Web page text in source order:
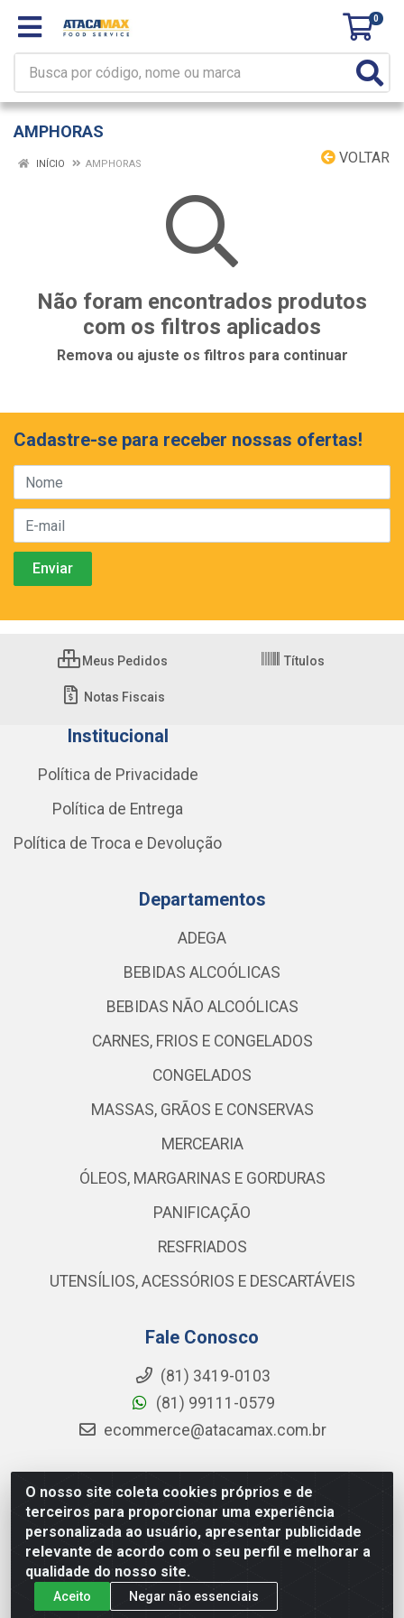
0
AMPHORAS
VOLTAR
INÍCIO AMPHORAS
Não foram encontrados produtos
com os filtros aplicados
Remova ou ajuste os filtros para continuar
O nosso site coleta cookies próprios e de
terceiros para proporcionar uma experiência
personalizada ao usuário, apresentar publicidade
relevante de acordo com o seu perfil e melhorar a
qualidade do nosso site.
Aceito
Negar não essenciais
Cadastre-se para receber nossas ofertas!
Meus Pedidos Títulos
Notas Fiscais
Institucional
Política de Privacidade
Política de Entrega
Política de Troca e Devolução
Departamentos
ADEGA
BEBIDAS ALCOÓLICAS
BEBIDAS NÃO ALCOÓLICAS
CARNES, FRIOS E CONGELADOS
CONGELADOS
MASSAS, GRÃOS E CONSERVAS
MERCEARIA
ÓLEOS, MARGARINAS E GORDURAS
PANIFICAÇÃO
RESFRIADOS
UTENSÍLIOS, ACESSÓRIOS E DESCARTÁVEIS
Fale Conosco
(81) 3419-0103
(81) 99111-0579
ecommerce@atacamax.com.br
Atacamax Importadora de Alimentos LTDA - RODOVIA BR-
101 - SUL, KM 79,60 GP E GALPAO:D - Muribeca, Jaboatão dos
Guararapes - PE, 54355-010 - CNPJ 08.305.623/0001-84